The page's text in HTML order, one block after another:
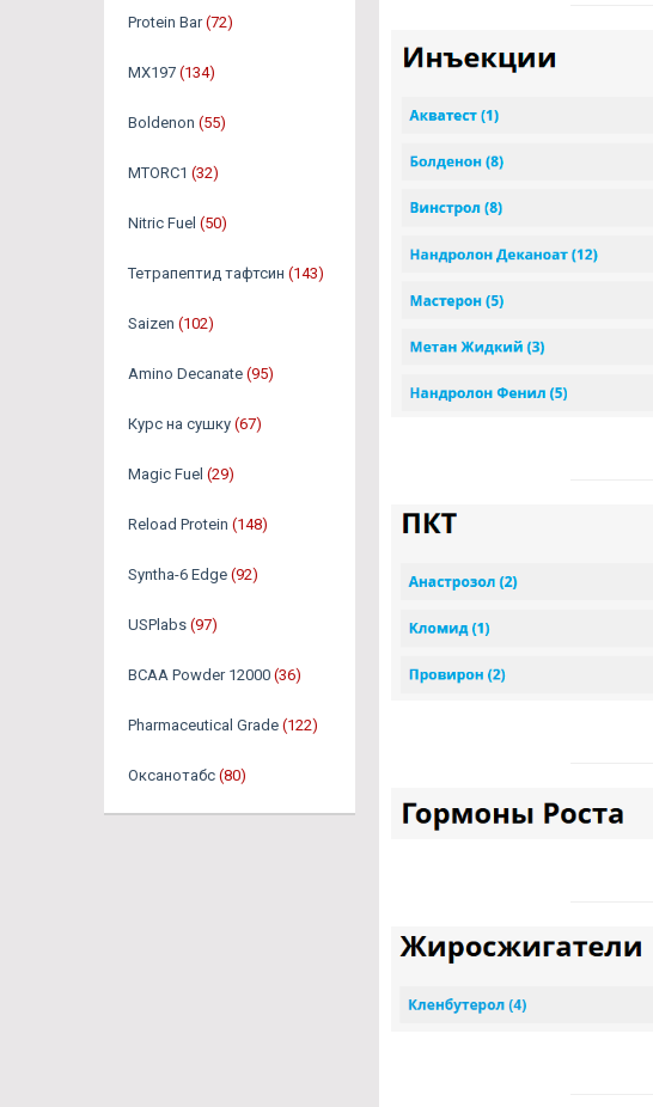
Protein Bar (72)
MX197 (134)
Boldenon (55)
MTORC1 (32)
Nitric Fuel (50)
Тетрапептид тафтсин (143)
Saizen (102)
Amino Decanate (95)
Курс на сушку (67)
Magic Fuel (29)
Reload Protein (148)
Syntha-6 Edge (92)
USPlabs (97)
BCAA Powder 12000 (36)
Pharmaceutical Grade (122)
Оксанотабс (80)